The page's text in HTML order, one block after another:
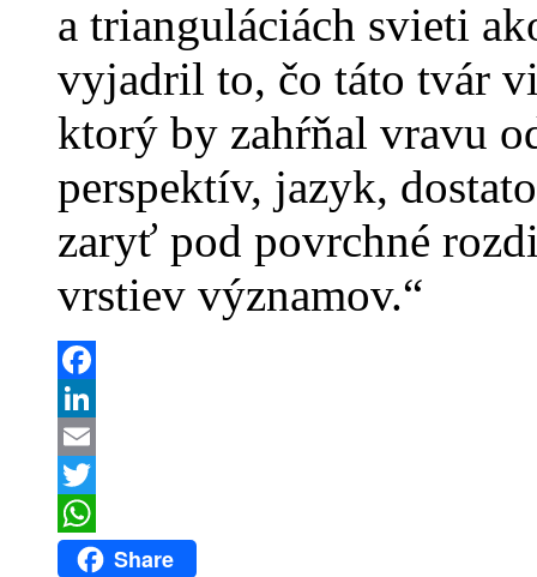
a trianguláciách svieti
vyjadril to, čo táto tvár
ktorý by zahŕňal vravu
perspektív, jazyk,
zaryť pod povrchné
vrstiev významov.“
Facebook
LinkedIn
Email
Twitter
WhatsAppShare